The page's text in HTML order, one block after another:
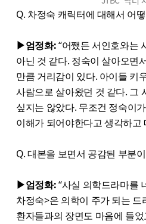
Q. 차정숙 캐릭터에 대해서 어
▶엄정화:“어쨌든 서인호와는
아닌 것 같다. 정숙이 살아오면
만큼 거리감이 있다. 아이들 키
사람으로 살아왔던 것 같다. 그
싶지는 않았다. 무조건 정숙이
이해가 되어야한다고 생각하고
Q. 대본을 보면서 공감된 부분
▶엄정화:“사실 의학드라마를
차정숙>은 의학이 주가 되는
환자들과의 장면도 마음에 들